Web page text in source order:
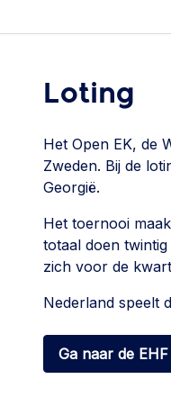
Loting
Het Open EK, de
Zweden. Bij de
Georgië.
Het toernooi
totaal doen
zich voor de
Nederland speelt
Ga naar de